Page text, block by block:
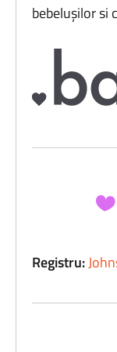
bebelușilor si
Registru: